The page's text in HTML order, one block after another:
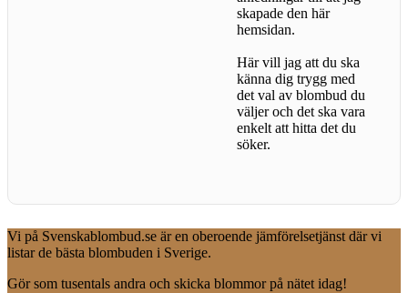
skapade den här
hemsidan.
Här vill jag att du ska
känna dig trygg med
det val av blombud du
väljer och det ska vara
enkelt att hitta det du
söker.
Vi på Svenskablombud.se är en oberoende jämförelsetjänst där vi
listar de bästa blombuden i Sverige.
Gör som tusentals andra och skicka blommor på nätet idag!